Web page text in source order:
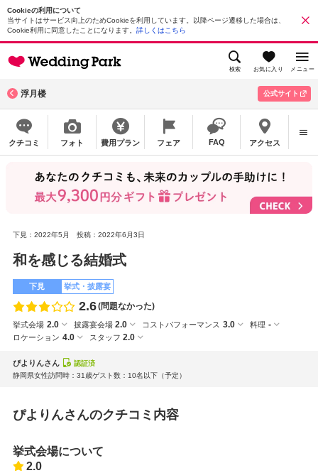
Cookieの利用について
当サイトはサービス向上のためCookieを利用しています。以降ページ遷移した場合は、
Cookie利用に同意したことになります。 詳しくはこちら
検索 お気に入り メニュー
浮月楼 公式サイト
クチコミ フォト 費用プラン フェア FAQ アクセス
下見：2022年5月 投稿：2022年6月3日
和を感じる結婚式
下見 挙式・披露宴
2.6(問題なかった)
挙式会場 2.0 披露宴会場 2.0 コストパフォーマンス 3.0 料理 -
ロケーション 4.0 スタッフ 2.0
ぴよりんさん
認証済
静岡県女性訪問時：31歳ゲスト数：10名以下 （予定）
ぴよりんさんのクチコミ内容
挙式会場について
2.0